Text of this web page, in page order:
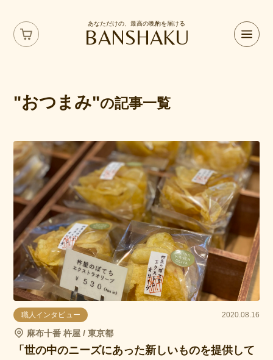
あなただけの、最高の晩酌を届ける
BANSHAKU
"おつまみ"の記事一覧
職人インタビュー 2020.08.16
麻布十番 杵屋 / 東京都
「世の中のニーズにあった新しいものを提供して